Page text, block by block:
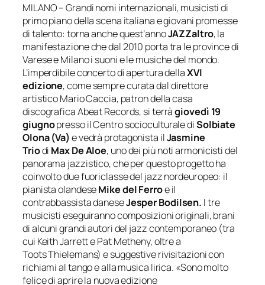
MILANO – Grandi nomi internazionali, musicisti di
primo piano della scena italiana e giovani promesse
di talento: torna anche quest’annoJAZZaltro, la
manifestazione che dal 2010 porta tra le province di
Varese e Milano i suoni e le musiche del mondo.
L’imperdibile concerto di apertura dellaXVI
edizione, come sempre curata dal direttore
artistico Mario Caccia, patron della casa
discografica Abeat Records, si terràgiovedì 19
giugnopresso il Centro socioculturale diSolbiate
Olona (Va) e vedrà protagonista ilJasmine
Triodi Max De Aloe, uno dei più noti armonicisti del
panorama jazzistico, che per questo progetto ha
coinvolto due fuoriclasse del jazz nordeuropeo: il
pianista olandeseMike del Ferroe il
contrabbassista daneseJesperBodilsen. I tre
musicisti eseguiranno composizioni originali, brani
di alcuni grandi autori del jazz contemporaneo (tra
cui Keith Jarrett e Pat Metheny, oltre a
Toots Thielemans) e suggestive rivisitazioni con
richiami al tango e alla musica lirica. «Sono molto
felice di aprire la nuova edizione